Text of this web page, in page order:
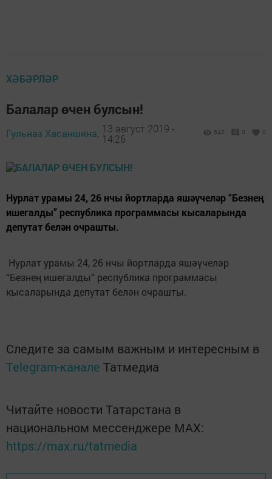
ХӘБӘРЛӘР
Балалар өчен булсын!
Гульназ Хасаншина, 13 август 2019 -
14:26
642 0 0
Нурлат урамы 24, 26 нчы йортларда яшәүчеләр “Безнең
ишегалды” республика программасы кысаларында
депутат белән очрашты.
Нурлат урамы 24, 26 нчы йортларда яшәүчеләр
“Безнең ишегалды” республика программасы
кысаларында депутат белән очрашты.
Следите за самым важным и интересным в
Telegram-канале Татмедиа
Читайте новости Татарстана в
национальном мессенджере MАХ:
https://max.ru/tatmedia